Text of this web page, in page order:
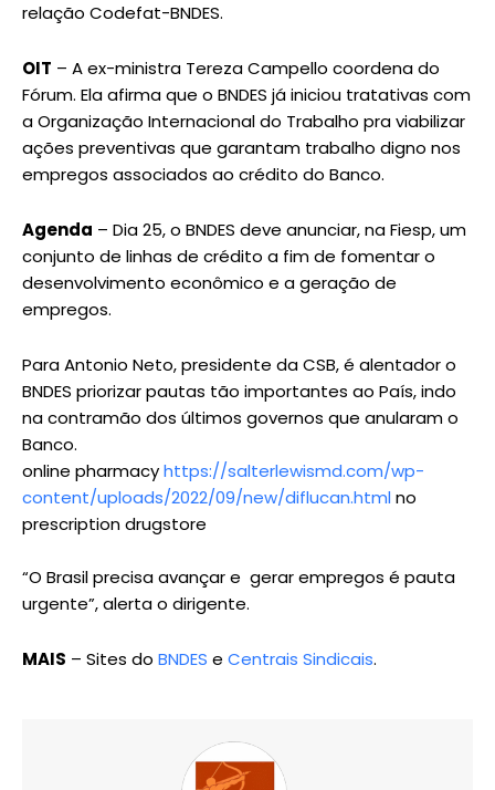
relação Codefat-BNDES.
OIT – A ex-ministra Tereza Campello coordena do
Fórum. Ela afirma que o BNDES já iniciou tratativas com
a Organização Internacional do Trabalho pra viabilizar
ações preventivas que garantam trabalho digno nos
empregos associados ao crédito do Banco.
Agenda – Dia 25, o BNDES deve anunciar, na Fiesp, um
conjunto de linhas de crédito a fim de fomentar o
desenvolvimento econômico e a geração de
empregos.
Para Antonio Neto, presidente da CSB, é alentador o
BNDES priorizar pautas tão importantes ao País, indo
na contramão dos últimos governos que anularam o
Banco.
online pharmacyhttps://salterlewismd.com/wp-
content/uploads/2022/09/new/diflucan.htmlno
prescription drugstore
“O Brasil precisa avançar e gerar empregos é pauta
urgente”, alerta o dirigente.
MAIS – Sites do BNDES e Centrais Sindicais.